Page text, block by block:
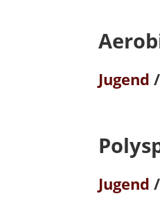
Jugend /
Jugend /